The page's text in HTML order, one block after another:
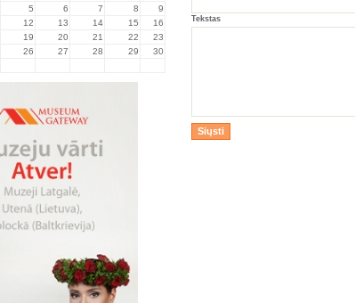
5 6 7 8
9
12 13 14 15
16
19 20 21 22
23
26 27 28 29
30
Tekstas